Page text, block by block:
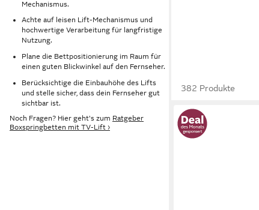
Mechanismus.
Achte auf leisen Lift-Mechanismus und
hochwertige Verarbeitung für langfristige
Nutzung.
Plane die Bettpositionierung im Raum für
einen guten Blickwinkel auf den Fernseher.
Berücksichtige die Einbauhöhe des Lifts
und stelle sicher, dass dein Fernseher gut
sichtbar ist.
Noch Fragen? Hier geht's zum Ratgeber
Boxspringbetten mit TV-Lift ›
382 Produkte